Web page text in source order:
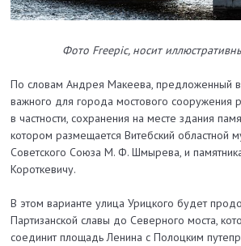
Фото Freepic, носит
По словам Андрея Макеева, предложенный
важного для города мостового сооружения
в частности, сохранения на месте здания
котором размещается Витебский областной
Советского Союза М. Ф. Шмырева, и
Короткевичу.
В этом варианте улица Урицкого будет
Партизанской славы до Северного моста,
соединит площадь Ленина с Полоцким